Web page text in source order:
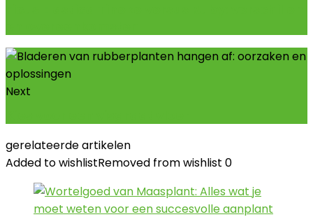
Next
gerelateerde artikelen
Added to wishlistRemoved from wishlist 0